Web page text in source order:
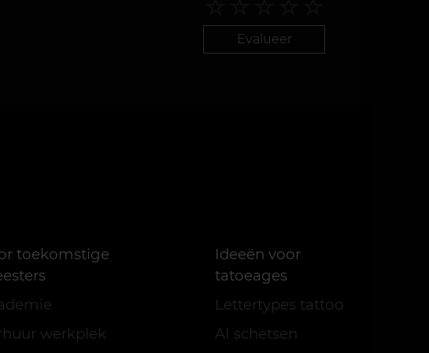
Evalueer
toekomstige
werkplek
Ideeën voor
tatoeages
Lettertypes tattoo
AI schetsen